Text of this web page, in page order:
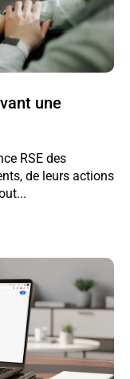
une
RSE des
de leurs actions